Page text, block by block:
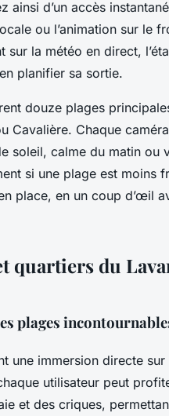
d’un accès
ou l’animation sur le
la météo en direct,
planifier sa sortie.
douze plages
Cavalière. Chaque
soleil, calme du matin ou
si une plage est moins
place, en un coup d’œil
quartiers du
plages
une immersion directe
utilisateur peut
et des criques,